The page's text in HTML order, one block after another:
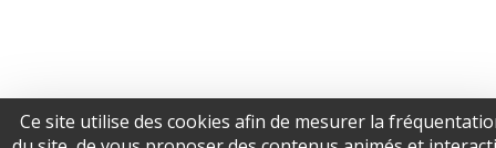
Ce site utilise des cookies afin de mesurer la